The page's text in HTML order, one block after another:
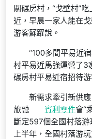
關碾房村，“戈壁村”
近，早晨一家人能在
游客蘇躍說。
“100多間平易近
村平易近馬強運營了3
碾房村平易近宿招待
新需求牽引新供
旅融
賓利零件會“
斷定597個全國村落游
上半年，全國村落游